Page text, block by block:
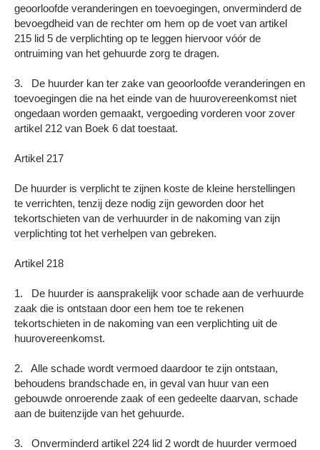
geoorloofde veranderingen en toevoegingen, onverminderd de
bevoegdheid van de rechter om hem op de voet van artikel
215 lid 5 de verplichting op te leggen hiervoor vóór de
ontruiming van het gehuurde zorg te dragen.
3. De huurder kan ter zake van geoorloofde veranderingen en
toevoegingen die na het einde van de huurovereenkomst niet
ongedaan worden gemaakt, vergoeding vorderen voor zover
artikel 212 van Boek 6 dat toestaat.
Artikel 217
De huurder is verplicht te zijnen koste de kleine herstellingen
te verrichten, tenzij deze nodig zijn geworden door het
tekortschieten van de verhuurder in de nakoming van zijn
verplichting tot het verhelpen van gebreken.
Artikel 218
1. De huurder is aansprakelijk voor schade aan de verhuurde
zaak die is ontstaan door een hem toe te rekenen
tekortschieten in de nakoming van een verplichting uit de
huurovereenkomst.
2. Alle schade wordt vermoed daardoor te zijn ontstaan,
behoudens brandschade en, in geval van huur van een
gebouwde onroerende zaak of een gedeelte daarvan, schade
aan de buitenzijde van het gehuurde.
3. Onverminderd artikel 224 lid 2 wordt de huurder vermoed